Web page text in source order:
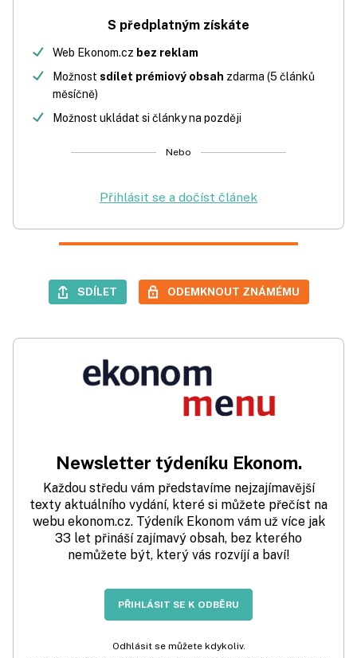
S předplatným získáte
Web Ekonom.cz bez reklam
Možnost sdílet prémiový obsah zdarma (5 článků
měsíčně)
Možnost ukládat si články na později
Nebo
Přihlásit se a dočíst článek
SDÍLET ODEMKNOUT ZNÁMÉMU
Newsletter týdeníku Ekonom.
Každou středu vám představíme nejzajímavější
texty aktuálního vydání, které si můžete přečíst na
webu ekonom.cz. Týdeník Ekonom vám už více jak
33 let přináší zajímavý obsah, bez kterého
nemůžete být, který vás rozvíjí a baví!
PŘIHLÁSIT SE K ODBĚRU
Odhlásit se můžete kdykoliv.